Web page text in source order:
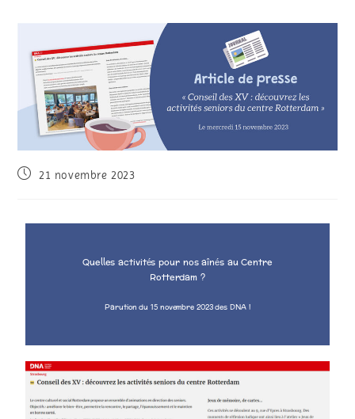
21 novembre 2023
Quelles activités pour nos aînés au Centre
Rotterdam ?
Parution du 15 novembre 2023 des DNA !